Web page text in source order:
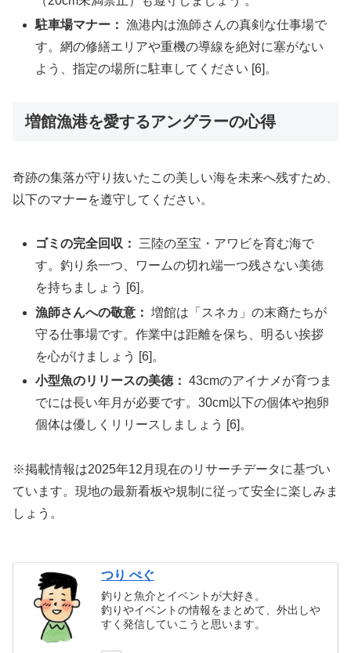
駐車場マナー： 漁港内は漁師さんの真剣な仕事場で
す。網の修繕エリアや重機の導線を絶対に塞がない
よう、指定の場所に駐車してください [6]。
増館漁港を愛するアングラーの心得
奇跡の集落が守り抜いたこの美しい海を未来へ残すため、
以下のマナーを遵守してください。
ゴミの完全回収： 三陸の至宝・アワビを育む海で
す。釣り糸一つ、ワームの切れ端一つ残さない美徳
を持ちましょう [6]。
漁師さんへの敬意： 増館は「スネカ」の末裔たちが
守る仕事場です。作業中は距離を保ち、明るい挨拶
を心がけましょう [6]。
小型魚のリリースの美徳： 43cmのアイナメが育つま
でには長い年月が必要です。30cm以下の個体や抱卵
個体は優しくリリースしましょう [6]。
※掲載情報は2025年12月現在のリサーチデータに基づい
ています。現地の最新看板や規制に従って安全に楽しみま
しょう。
つり ぺぐ
釣りと魚介とイベントが大好き。
釣りやイベントの情報をまとめて、外出しや
すく発信していこうと思います。